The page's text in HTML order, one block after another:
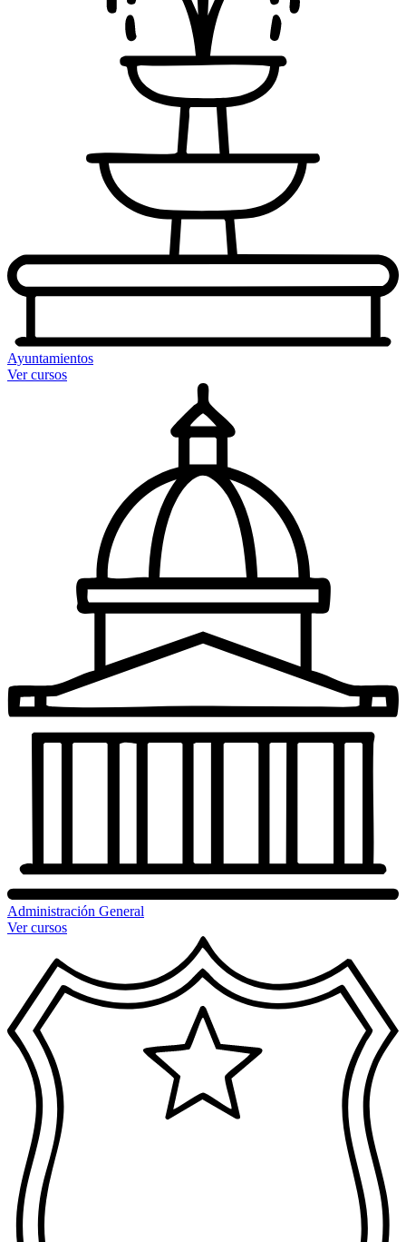
Ayuntamientos
Ver cursos
Administración General
Ver cursos